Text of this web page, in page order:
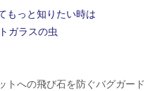
もっと知りたい時は
トへの飛び石を防ぐバグガード